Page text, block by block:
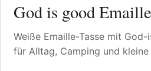
God is good
Weiße Emaille-Tasse mit
für Alltag, Camping und kleine